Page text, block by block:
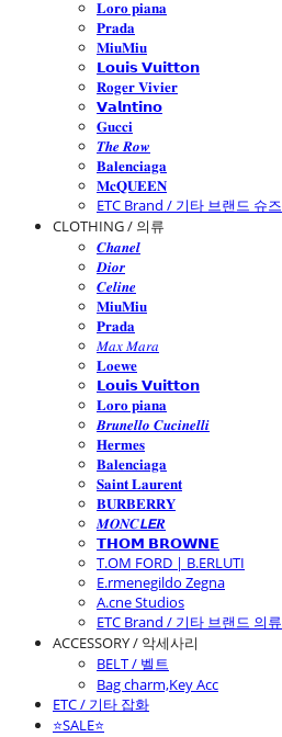
𝐋𝐨𝐫𝐨 𝐩𝐢𝐚𝐧𝐚
𝐏𝐫𝐚𝐝𝐚
𝐌𝐢𝐮𝐌𝐢𝐮
𝗟𝗼𝘂𝗶𝘀 𝗩𝘂𝗶𝘁𝘁𝗼𝗻
𝐑𝐨𝐠𝐞𝐫 𝐕𝐢𝐯𝐢𝐞𝐫
𝗩𝗮𝗹𝗻𝘁𝗶𝗻𝗼
𝐆𝐮𝐜𝐜𝐢
𝑻𝒉𝒆 𝑹𝒐𝒘
𝐁𝐚𝐥𝐞𝐧𝐜𝐢𝐚𝐠𝐚
𝐌𝐜𝐐𝐔𝐄𝐄𝐍
ETC Brand / 기타 브랜드 슈즈
CLOTHING / 의류
𝑪𝒉𝒂𝒏𝒆𝒍
𝑫𝒊𝒐𝒓
𝑪𝒆𝒍𝒊𝒏𝒆
𝐌𝐢𝐮𝐌𝐢𝐮
𝐏𝐫𝐚𝐝𝐚
𝑀𝑎𝑥 𝑀𝑎𝑟𝑎
𝐋𝐨𝐞𝐰𝐞
𝗟𝗼𝘂𝗶𝘀 𝗩𝘂𝗶𝘁𝘁𝗼𝗻
𝐋𝐨𝐫𝐨 𝐩𝐢𝐚𝐧𝐚
𝑩𝒓𝒖𝒏𝒆𝒍𝒍𝒐 𝑪𝒖𝒄𝒊𝒏𝒆𝒍𝒍𝒊
𝐇𝐞𝐫𝐦𝐞𝐬
𝐁𝐚𝐥𝐞𝐧𝐜𝐢𝐚𝐠𝐚
𝐒𝐚𝐢𝐧𝐭 𝐋𝐚𝐮𝐫𝐞𝐧𝐭
𝐁𝐔𝐑𝐁𝐄𝐑𝐑𝐘
𝑴𝑶𝑵𝑪𝙇𝙀𝑹
𝗧𝗛𝗢𝗠 𝗕𝗥𝗢𝗪𝗡𝗘
T.OM FORD | B.ERLUTI
E.rmenegildo Zegna
A.cne Studios
ETC Brand / 기타 브랜드 의류
ACCESSORY / 악세사리
BELT / 벨트
Bag charm,Key Acc
ETC / 기타 잡화
⭐SALE⭐